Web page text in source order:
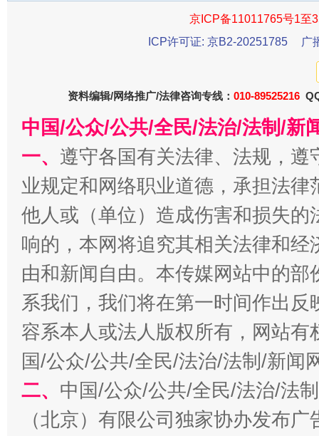
千年窑火 生生不息 一
揭开“小金库”的免责幌子
京ICP备11011765号1至
ICP许可证: 京B2-20251785
广
资料编辑/网络推广/法律咨询专线： 010-89525216
中国/公众/公共/全民/法治/法制/新
一、 遵守各国有关法律、法规，
业规定和网络职业道德，承担法
他人或（单位）造成伤害和损失
响的，本网将追究其相关法律和
由和新闻自由。本传媒网站中的
系我们，我们将在第一时间作出
容系本人或法人版权所有，网站
国/公众/公共/全民/法治/法制/新闻
二、 中国/公众/公共/全民/法治/法
（北京）有限公司独家协办发布